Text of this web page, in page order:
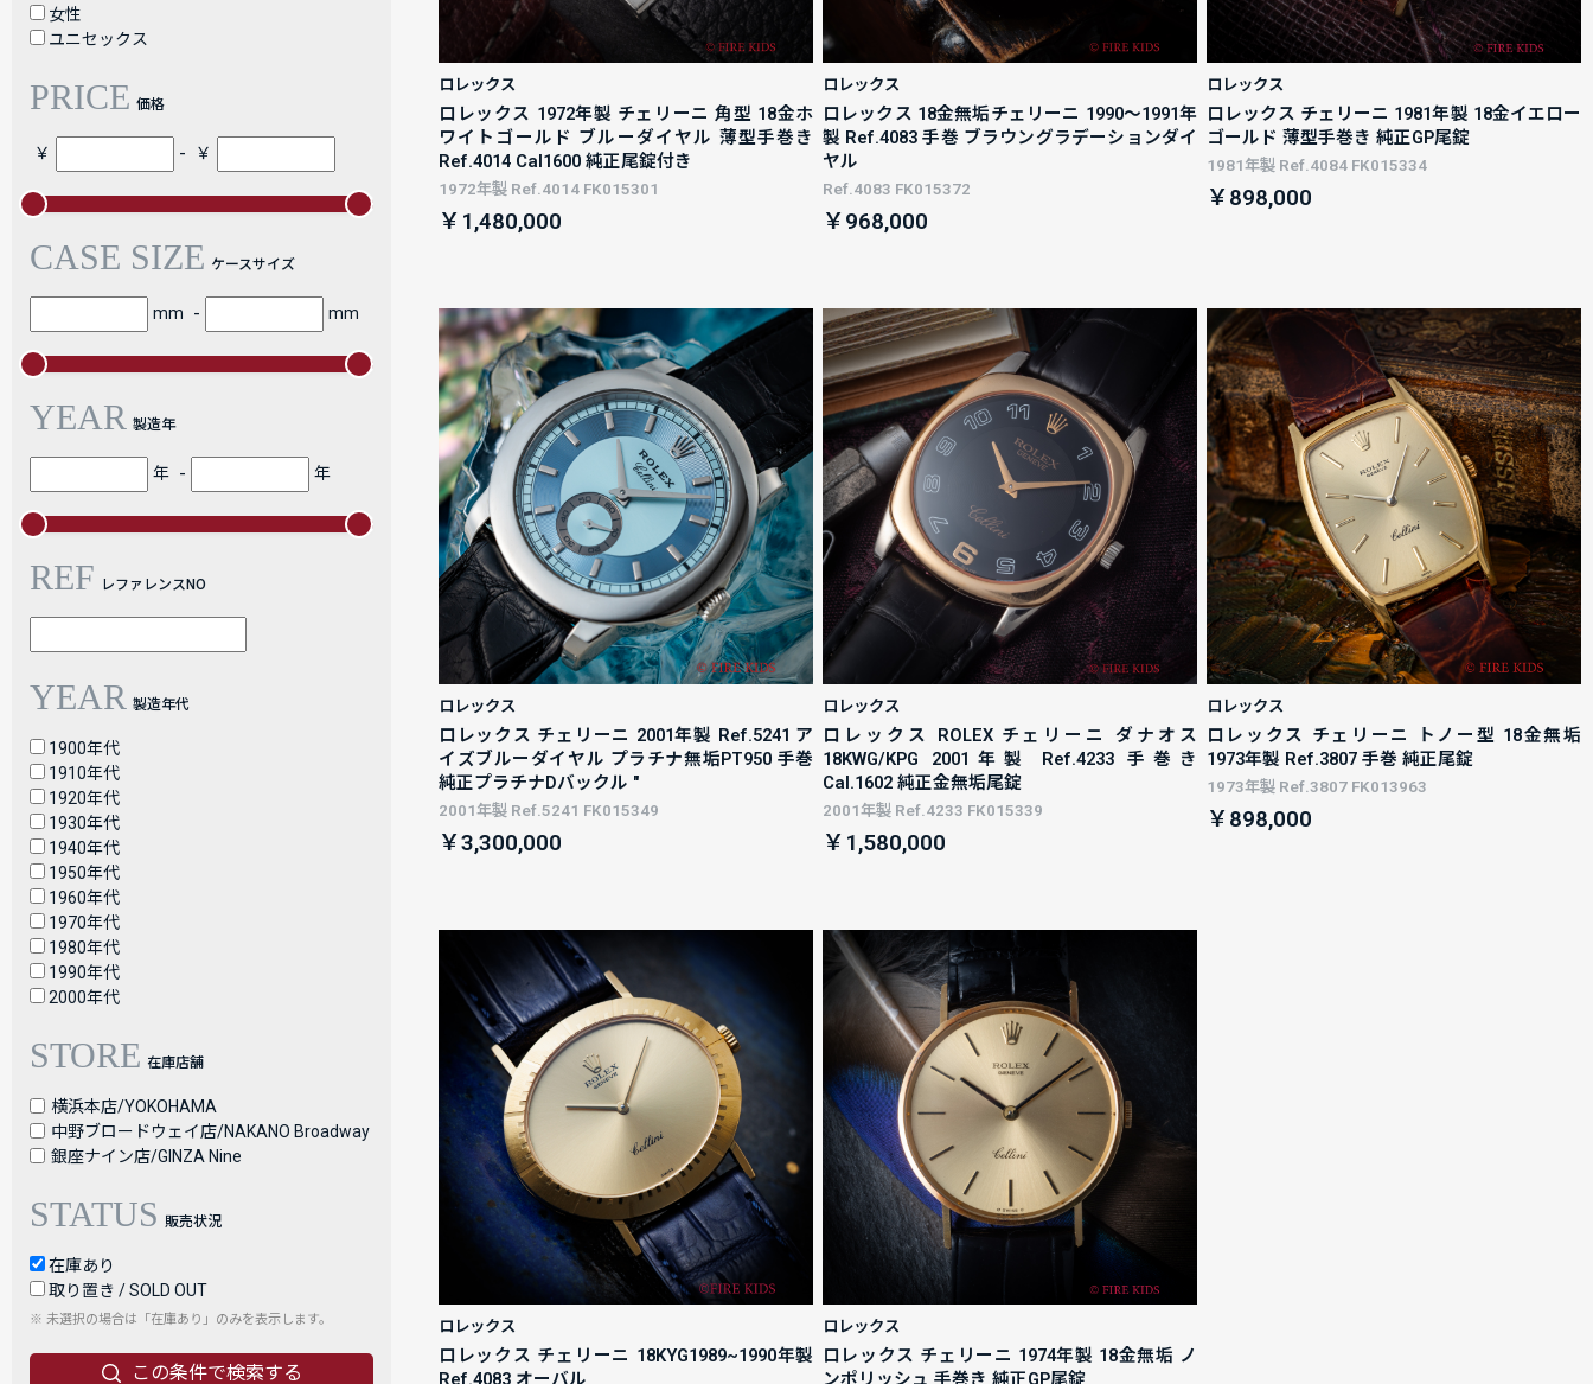
女性
ユニセックス
PRICE 価格
￥ - ￥
CASE SIZE ケースサイズ
mm - mm
YEAR 製造年
年 - 年
REF レファレンスNO
YEAR 製造年代
1900年代
1910年代
1920年代
1930年代
1940年代
1950年代
1960年代
1970年代
1980年代
1990年代
2000年代
STORE 在庫店舗
横浜本店/YOKOHAMA
中野ブロードウェイ店/NAKANO Broadway
銀座ナイン店/GINZA Nine
STATUS 販売状況
在庫あり
取り置き / SOLD OUT
※ 未選択の場合は「在庫あり」のみを表示します。
この条件で検索する
ロレックス
ロレックス 1972年製 チェリーニ 角型 18金ホ
ワイトゴールド ブルーダイヤル 薄型手巻き
Ref.4014 Cal1600 純正尾錠付き
1972年製 Ref.4014 FK015301
￥1,480,000
ロレックス
ロレックス 18金無垢チェリーニ 1990～1991年
製 Ref.4083 手巻 ブラウングラデーションダイ
ヤル
Ref.4083 FK015372
￥968,000
ロレックス
ロレックス チェリーニ 1981年製 18金イエロー
ゴールド 薄型手巻き 純正GP尾錠
1981年製 Ref.4084 FK015334
￥898,000
ロレックス
ロレックス チェリーニ 2001年製 Ref.5241 ア
イズブルーダイヤル プラチナ無垢PT950 手巻
純正プラチナDバックル "
2001年製 Ref.5241 FK015349
￥3,300,000
ロレックス
ロレックス ROLEX チェリーニ ダナオス
18KWG/KPG 2001年製 Ref.4233 手巻き
Cal.1602 純正金無垢尾錠
2001年製 Ref.4233 FK015339
￥1,580,000
ロレックス
ロレックス チェリーニ トノー型 18金無垢
1973年製 Ref.3807 手巻 純正尾錠
1973年製 Ref.3807 FK013963
￥898,000
ロレックス
ロレックス チェリーニ 18KYG1989~1990年製
Ref.4083 オーバル
ロレックス
ロレックス チェリーニ 1974年製 18金無垢 ノ
ンポリッシュ 手巻き 純正GP尾錠